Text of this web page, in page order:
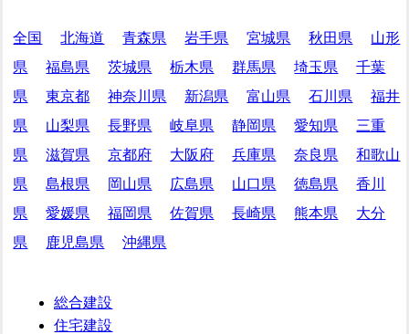
全国 北海道 青森県 岩手県 宮城県 秋田県
山形
県
福島県 茨城県 栃木県 群馬県 埼玉県
千葉
県
東京都 神奈川県 新潟県 富山県 石川県
福井
県
山梨県 長野県 岐阜県 静岡県 愛知県
三重
県
滋賀県 京都府 大阪府 兵庫県 奈良県
和歌山
県
島根県 岡山県 広島県 山口県 徳島県
香川
県
愛媛県 福岡県 佐賀県 長崎県 熊本県
大分
県
鹿児島県 沖縄県
総合建設
住宅建設